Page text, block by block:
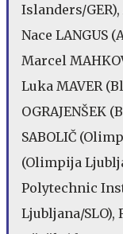
Islanders/
Nace LANGUS
Marcel
Luka MAVER
OGRAJENŠEK
SABOLIČ
(Olimpija
Polytechnic
Ljubljana/SLO),